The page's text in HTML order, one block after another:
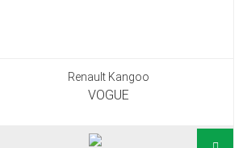
Renault Kangoo
VOGUE